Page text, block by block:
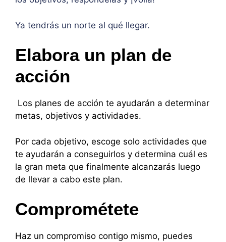
Ya tendrás un norte al qué llegar.
Elabora un plan de
acción
Los planes de acción te ayudarán a determinar
metas, objetivos y actividades.
Por cada objetivo, escoge solo actividades que
te ayudarán a conseguirlos y determina cuál es
la gran meta que finalmente alcanzarás luego
de llevar a cabo este plan.
Comprométete
Haz un compromiso contigo mismo, puedes